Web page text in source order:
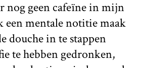
nog geen cafeïne in mijn
mentale notitie maak
douche in te stappen
te hebben gedronken,